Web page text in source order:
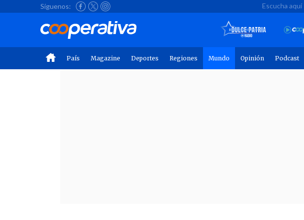
Síguenos: Escucha
País Magazine Deportes Regiones Mundo Opinión Podcast